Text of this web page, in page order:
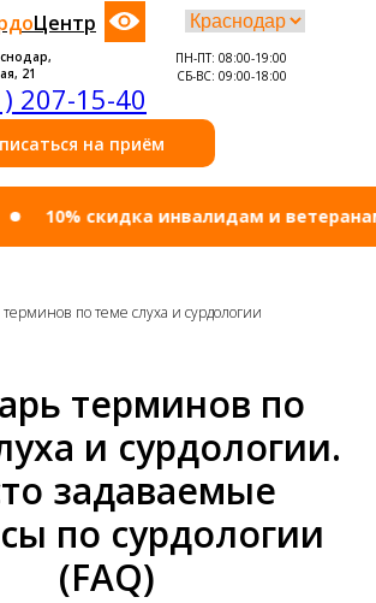
207-15-40
Центр
21
ПН-ПТ: 08:00-19:00
СБ-ВС: 09:00-18:00
на приём
10% cкидка инвалидам и ветеранам
по теме слуха и сурдологии
терминов по
и сурдологии.
задаваемые
по сурдологии
(FAQ)